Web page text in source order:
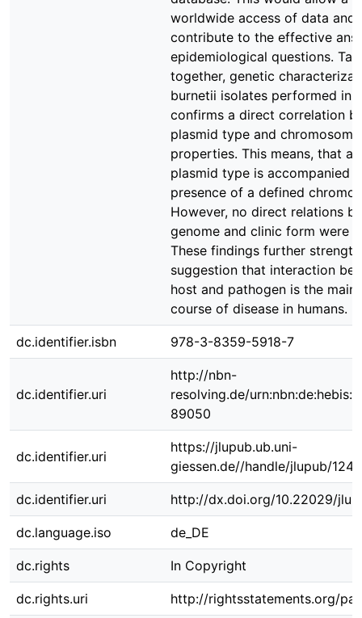
worldwide access of data and
contribute to the effective
epidemiological questions.
together, genetic
burnetii isolates performed in
confirms a direct correlation
plasmid type and
properties. This means, that a
plasmid type is accompanied
presence of a defined
However, no direct relations
genome and clinic form were
These findings further
suggestion that interaction
host and pathogen is the
course of disease in humans.
dc.identifier.isbn 978-3-8359-5918-7
dc.identifier.uri
http://nbn-
resolving.de/
89050
dc.identifier.uri
https://jlupub.ub.uni-
giessen.de//handle/jlupub/
dc.identifier.uri http://dx.doi.org/10.22029/
dc.language.iso de_DE
dc.rights In Copyright
dc.rights.uri http://rightsstatements.org/